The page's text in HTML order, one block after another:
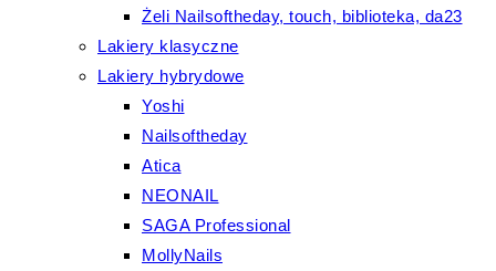
Żeli Nailsoftheday, touch, biblioteka, da23
Lakiery klasyczne
Lakiery hybrydowe
Yoshi
Nailsoftheday
Atica
NEONAIL
SAGA Professional
MollyNails